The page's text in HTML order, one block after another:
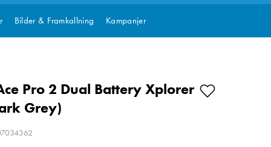
Bilder & Framkallning Kampanjer
Pro 2 Dual Battery Xplorer
Grey)